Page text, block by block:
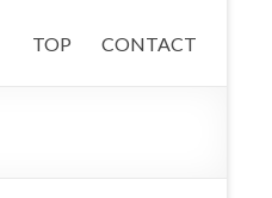
TOP CONTACT